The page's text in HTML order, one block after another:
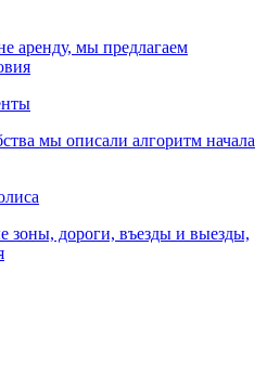
аренду, мы предлагаем
мы описали алгоритм начала
зоны, дороги, въезды и выезды,